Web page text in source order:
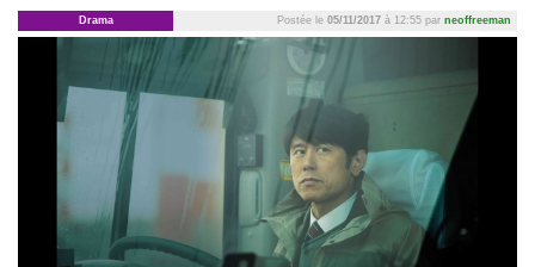
Drama Postée le 05/11/2017 à 12:55 par neoffreeman